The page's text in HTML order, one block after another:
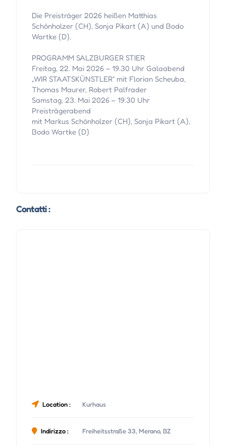
Die Preisträger 2026 heißen Matthias
Schönholzer (CH), Sonja Pikart (A) und Bodo
Wartke (D).
PROGRAMM SALZBURGER STIER
Freitag, 22. Mai 2026 – 19.30 Uhr Galaabend
„WIR STAATSKÜNSTLER“ mit Florian Scheuba,
Thomas Maurer, Robert Palfrader
Samstag, 23. Mai 2026 – 19.30 Uhr
Preisträgerabend
mit Markus Schönholzer (CH), Sonja Pikart (A),
Bodo Wartke (D)
Contatti :
Location : Kurhaus
Indirizzo : Freiheitsstraße 33, Merano, BZ